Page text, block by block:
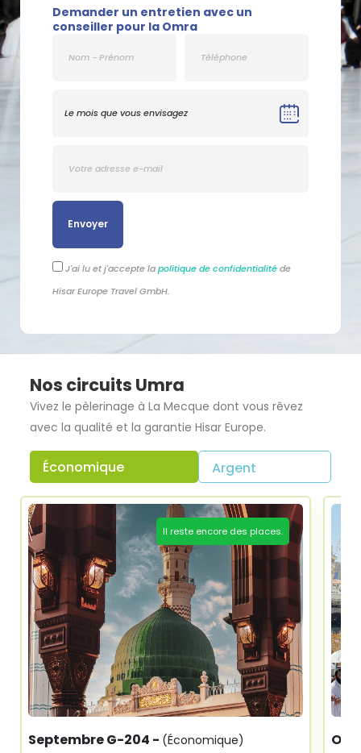
Demander un entretien avec un
conseiller pour la Omra
J'ai lu et j'accepte lapolitique de confidentialitéde
Hisar Europe Travel GmbH.
Envoyer
Nos circuits Umra
Vivez le pèlerinage à La Mecque dont vous rêvez
avec la qualité et la garantie Hisar Europe.
Économique Argent
Il reste encore des places.
Septembre G-204 - (Économique)